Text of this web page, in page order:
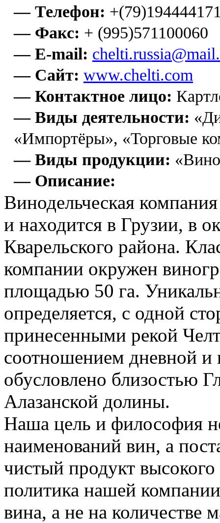
— Телефон:
— Факс: + (995)571100060
— E-mail: с
— Сайт: www.chelti.com
— Контактное лицо:
— Виды деятельности:
«Импортёры», «Торговые
— Виды продукции:
— Описание:
Винодельческая
и находится в Грузии, в
Кварельского района.
компании окружен
площадью 50 га.
определяется, с одной
принесенными рекой
соотношением дневной и
обусловлено близостью
Алазанской долины.
Наша цель и философия
наименований вин, а
чистый продукт
политика нашей
вина, а не на количестве